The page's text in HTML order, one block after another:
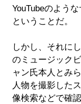
YouTubeのよう
ということだ。
しかし、それに
のミュージック
ャン氏本人とみ
人物を撮影した
像検索などで確